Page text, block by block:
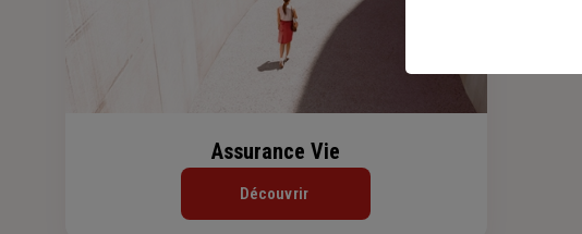
Assurance Vie
Découvrir